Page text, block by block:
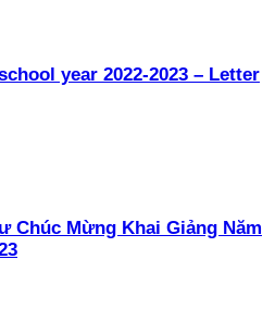
year 2022-2023 – Letter
Chúc Mừng Khai Giảng Năm